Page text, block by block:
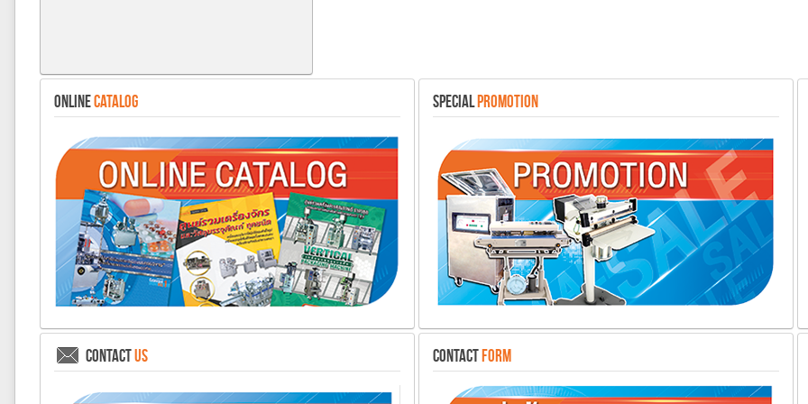
ONLINECATALOG SPECIALPROMOTION
CONTACTUS CONTACT FORM